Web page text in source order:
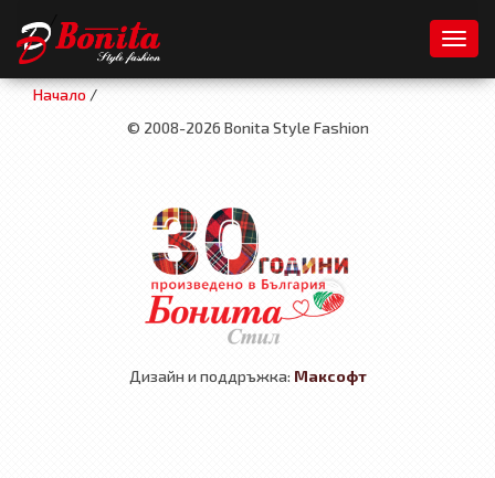
Начало /
© 2008-2026 Bonita Style Fashion
Дизайн и поддръжка: Максофт